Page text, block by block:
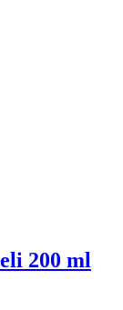
200 ml